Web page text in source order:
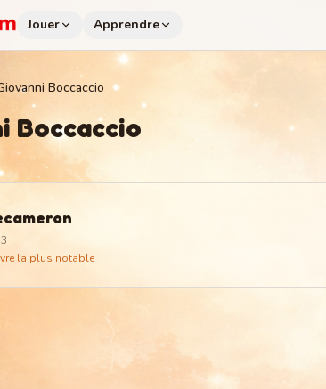
Jouer Apprendre
Boccaccio
Boccaccio
la plus notable